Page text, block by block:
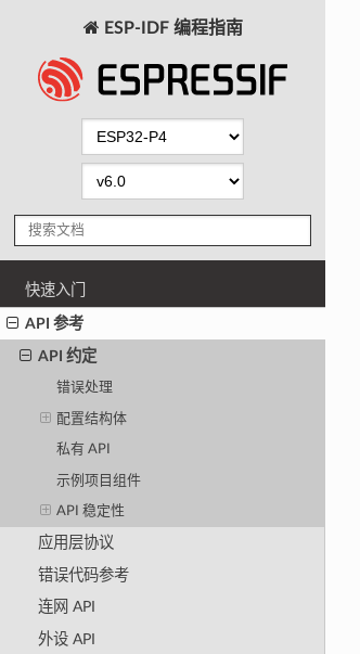
ESP-IDF 编程指南
快速入门
API 参考
API 约定
错误处理
配置结构体
私有 API
示例项目组件
API 稳定性
应用层协议
错误代码参考
连网 API
外设 API